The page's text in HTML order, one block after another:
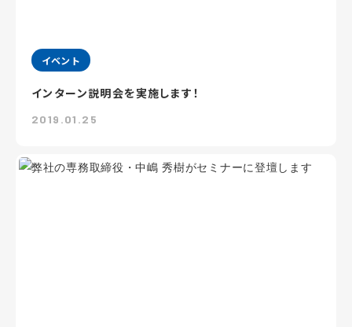
イベント
インターン説明会を実施します！
2019.01.25